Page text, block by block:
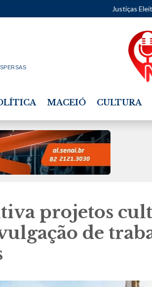
Justiças Eleitoral e do
MACEIÓ CULTURA
projetos
de